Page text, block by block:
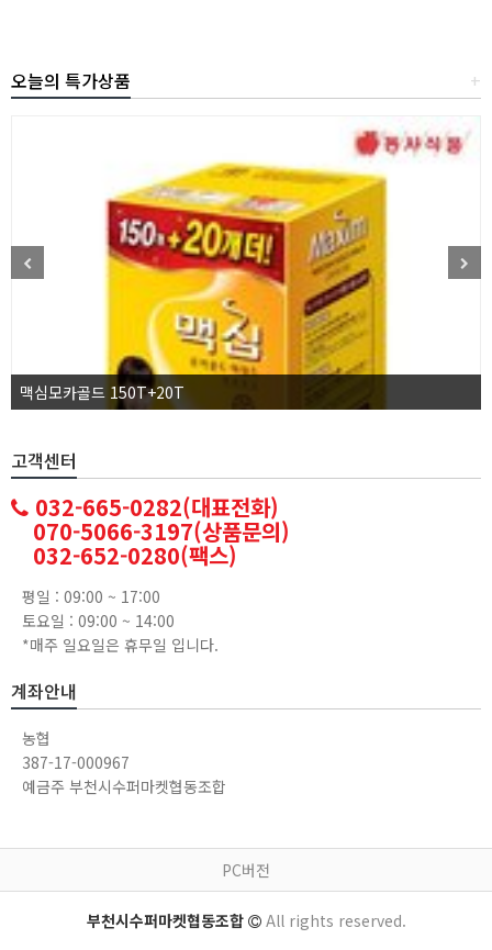
+
오늘의 특가상품
맥심모카골드 150T+20T
고객센터
032-665-0282(대표전화)
070-5066-3197(상품문의)
032-652-0280(팩스)
평일 : 09:00 ~ 17:00
토요일 : 09:00 ~ 14:00
*매주 일요일은 휴무일 입니다.
계좌안내
농협
387-17-000967
예금주 부천시수퍼마켓협동조합
PC버전
부천시수퍼마켓협동조합 All rights reserved.